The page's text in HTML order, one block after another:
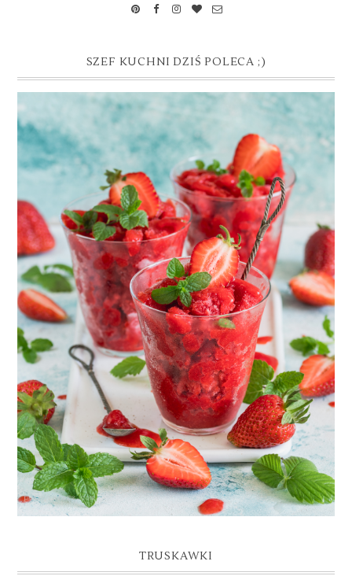
SZEF KUCHNI DZIŚ POLECA ;)
GRANITA TRUSKAWKOWA
TRUSKAWKI